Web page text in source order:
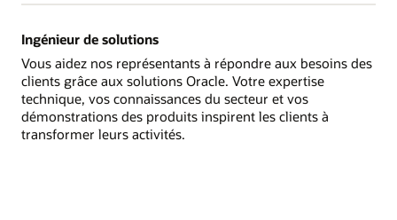
Ingénieur de solutions
Vous aidez nos représentants à répondre aux besoins des
clients grâce aux solutions Oracle. Votre expertise
technique, vos connaissances du secteur et vos
démonstrations des produits inspirent les clients à
transformer leurs activités.